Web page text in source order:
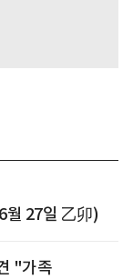
월 27일 乙卯)
"가족